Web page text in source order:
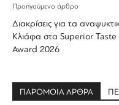
Προηγούμενο άρθρο
Διακρίσεις για τα
Κλιάφα στα Superior Taste
Award 2026
ΠΑΡΟΜΟΙΑ ΑΡΘΡΑ